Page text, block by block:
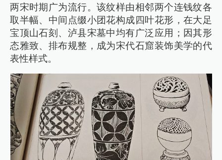
两宋时期广为流行。该纹样由相邻两个连钱纹各
取半幅、中间点缀小团花构成四叶花形，在大足
宝顶山石刻、泸县宋墓中均有广泛应用；因其形
态雅致、排布规整，成为宋代石窟装饰美学的代
表性样式。